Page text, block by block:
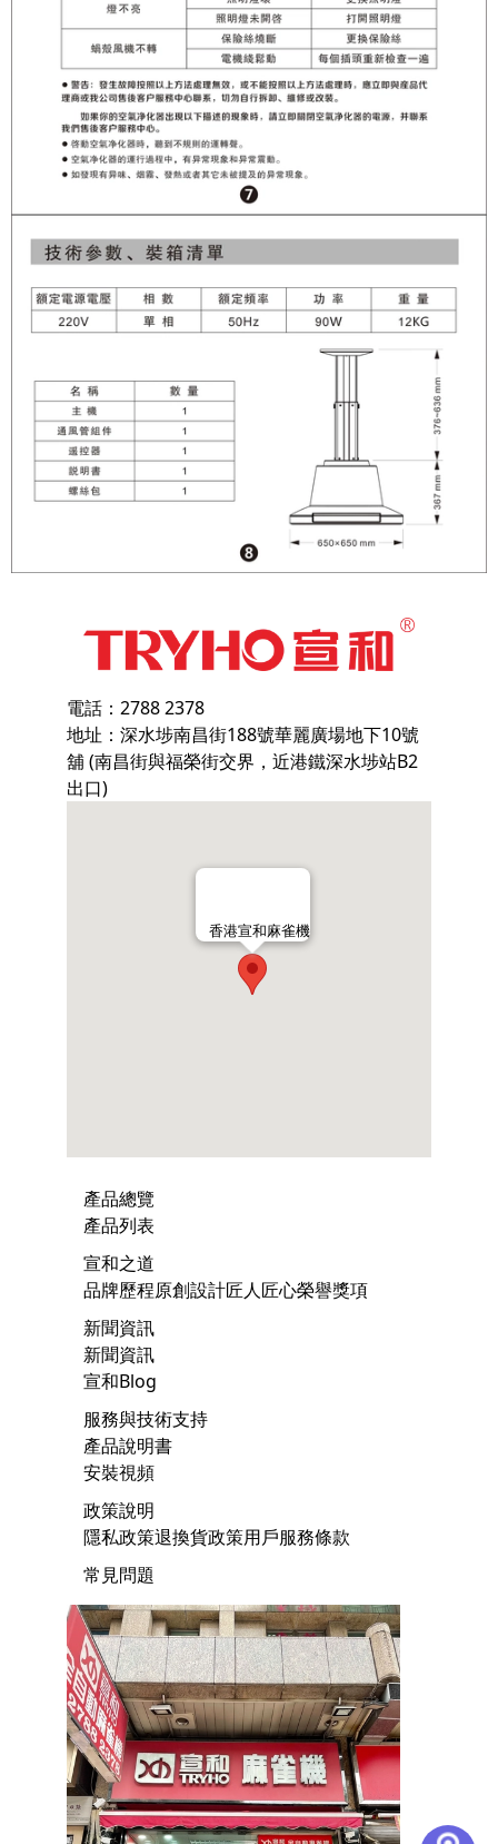
電話：2788 2378
地址：深水埗南昌街188號華麗廣場地下10號
舖 (南昌街與福榮街交界，近港鐵深水埗站B2
出口)
香港宣和麻雀機
產品總覽
產品列表
宣和之道
品牌歷程原創設計匠人匠心榮譽獎項
新聞資訊
新聞資訊
宣和Blog
服務與技術支持
產品說明書
安裝視頻
政策說明
隱私政策退換貨政策用戶服務條款
常見問題